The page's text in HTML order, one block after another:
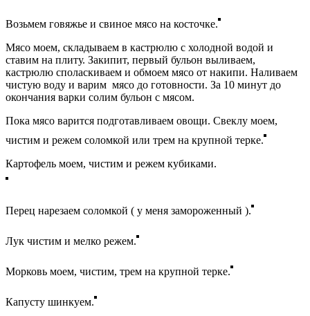
Возьмем говяжье и свиное мясо на косточке.
Мясо моем, складываем в кастрюлю с холодной водой и
ставим на плиту. Закипит, первый бульон выливаем,
кастрюлю споласкиваем и обмоем мясо от накипи. Наливаем
чистую воду и варим мясо до готовности. За 10 минут до
окончания варки солим бульон с мясом.
Пока мясо варится подготавливаем овощи. Свеклу моем,
чистим и режем соломкой или трем на крупной терке.
Картофель моем, чистим и режем кубиками.
Перец нарезаем соломкой ( у меня замороженный ).
Лук чистим и мелко режем.
Морковь моем, чистим, трем на крупной терке.
Капусту шинкуем.